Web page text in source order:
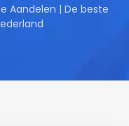
Aandelen | De beste